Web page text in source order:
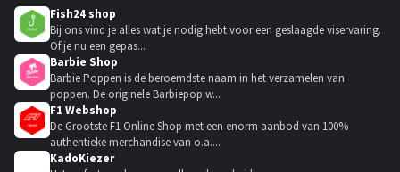
Fish24 shop
Bij ons vind je alles wat je nodig hebt voor een geslaagde viservaring.
Of je nu een gepas...
Barbie Shop
Barbie Poppen is de beroemdste naam in het verzamelen van
poppen. De originele Barbiepop w...
F1 Webshop
De Grootste F1 Online Shop met een enorm aanbod van 100%
authentieke merchandise van o.a....
KadoKiezer